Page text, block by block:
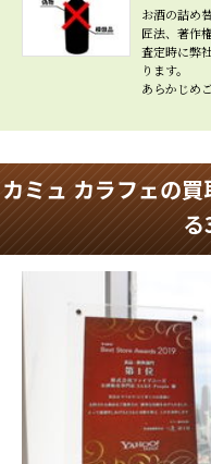
お酒の詰め
匠法、著作
査定時に弊
ります。
あらかじめ
カミュ カラフェの